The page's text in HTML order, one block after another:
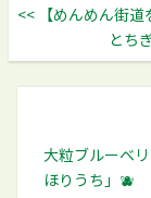
<< 【めんめん街
とち
大粒ブルーベ
ほりうち」🫐